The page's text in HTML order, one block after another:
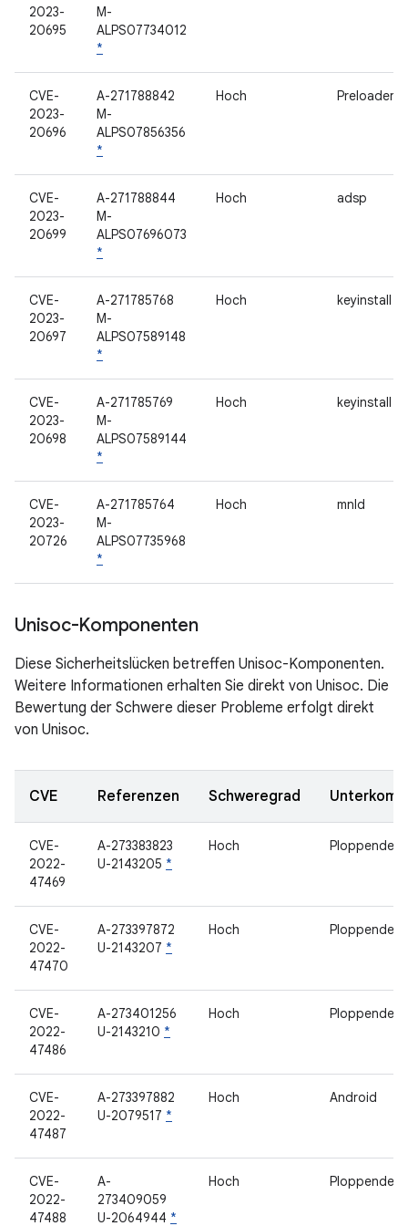
2023-
20695
M-
ALPS07734012
*
CVE-
2023-
20696
A-271788842
M-
ALPS07856356
*
Hoch Preloader
CVE-
2023-
20699
A-271788844
M-
ALPS07696073
*
Hoch adsp
CVE-
2023-
20697
A-271785768
M-
ALPS07589148
*
Hoch keyinstall
CVE-
2023-
20698
A-271785769
M-
ALPS07589144
*
Hoch keyinstall
CVE-
2023-
20726
A-271785764
M-
ALPS07735968
*
Hoch mnld
Unisoc-Komponenten
Diese Sicherheitslücken betreffen Unisoc-Komponenten.
Weitere Informationen erhalten Sie direkt von Unisoc. Die
Bewertung der Schwere dieser Probleme erfolgt direkt
von Unisoc.
CVE Referenzen Schweregrad
CVE-
2022-
47469
A-273383823
U-2143205 *
Hoch Ploppendes
CVE-
2022-
47470
A-273397872
U-2143207 *
Hoch Ploppendes
CVE-
2022-
47486
A-273401256
U-2143210 *
Hoch Ploppendes
CVE-
2022-
47487
A-273397882
U-2079517 *
Hoch Android
CVE-
2022-
47488
A-
273409059
U-2064944 *
Hoch Ploppendes